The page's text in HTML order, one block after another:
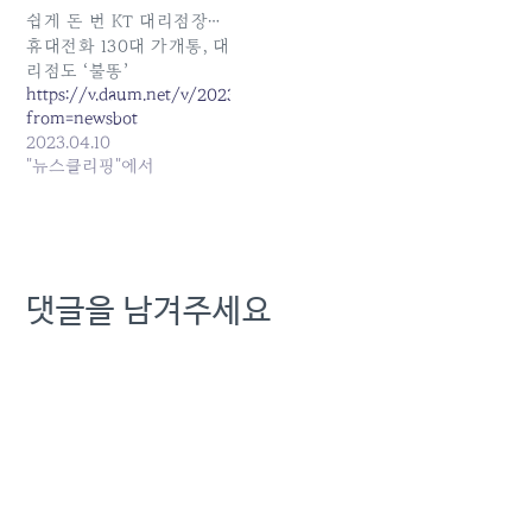
본 기사: KT ‘순환배치’에 직
원들 뿔났다…새노조 “김영
섭 사장, 무능 극치” 발행일:
2024-12-18 05:39:00
쉽게 돈 번 KT 대리점장…
휴대전화 130대 가개통, 대
리점도 ‘불똥’
https://v.daum.net/v/20230410152414395?
from=newsbot
2023.04.10
"뉴스클리핑"에서
댓글을 남겨주세요